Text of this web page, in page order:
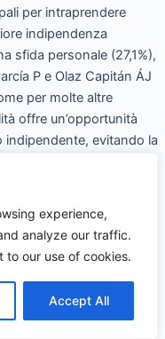
experience,
analyze our traffic.
to our use of cookies.
Accept All
per intraprendere
indipendenza
sfida personale (27,1%),
P e Olaz Capitán ÁJ
per molte altre
offre un’opportunità
indipendente, evitando la
con disabilità, non
aziendale. Infatti, le
con disabilità, come
Inclusione sociale e
dai sussidi